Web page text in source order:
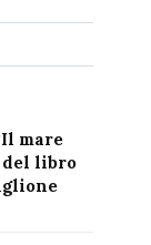
mare
del libro